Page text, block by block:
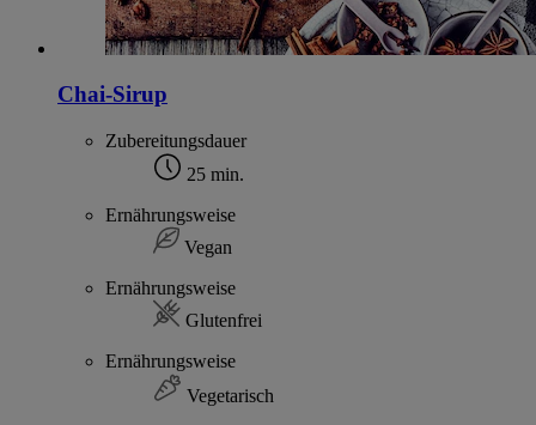
Chai-Sirup
Zubereitungsdauer
25 min.
Ernährungsweise
Vegan
Ernährungsweise
Glutenfrei
Ernährungsweise
Vegetarisch